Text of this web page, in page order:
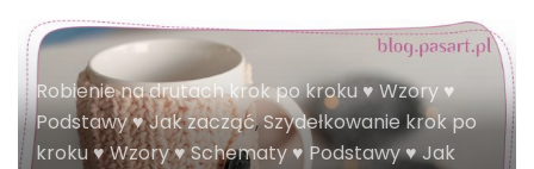
Robienie na drutach krok po kroku ♥ Wzory ♥
Podstawy ♥ Jak zacząć,Szydełkowanie krok po
kroku ♥ Wzory ♥ Schematy ♥ Podstawy ♥ Jak